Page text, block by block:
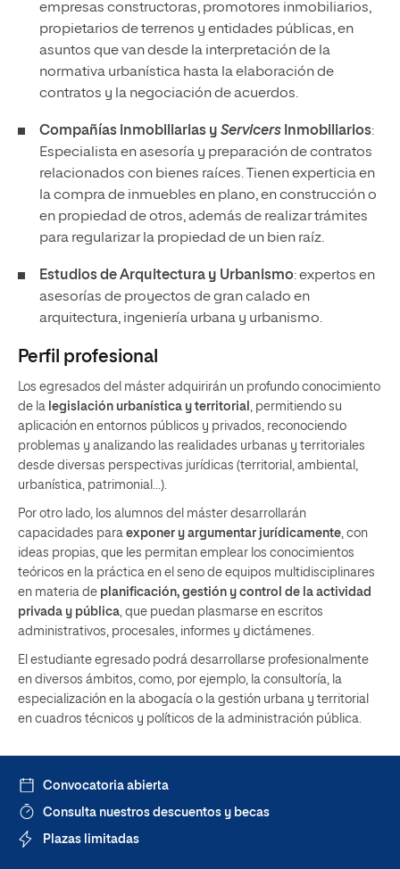
empresas constructoras, promotores inmobiliarios,
propietarios de terrenos y entidades públicas, en
asuntos que van desde la interpretación de la
normativa urbanística hasta la elaboración de
contratos y la negociación de acuerdos.
Compañías inmobiliarias y Servicers Inmobiliarios:
Especialista en asesoría y preparación de contratos
relacionados con bienes raíces. Tienen experticia en
la compra de inmuebles en plano, en construcción o
en propiedad de otros, además de realizar trámites
para regularizar la propiedad de un bien raíz.
Estudios de Arquitectura y Urbanismo: expertos en
asesorías de proyectos de gran calado en
arquitectura, ingeniería urbana y urbanismo.
Perfil profesional
Los egresados del máster adquirirán un profundo conocimiento
de la legislación urbanística y territorial , permitiendo su
aplicación en entornos públicos y privados, reconociendo
problemas y analizando las realidades urbanas y territoriales
desde diversas perspectivas jurídicas (territorial, ambiental,
urbanística, patrimonial…).
Por otro lado, los alumnos del máster desarrollarán
capacidades para exponer y argumentar jurídicamente, con
ideas propias, que les permitan emplear los conocimientos
teóricos en la práctica en el seno de equipos multidisciplinares
en materia de planificación, gestión y control de la actividad
privada y pública, que puedan plasmarse en escritos
administrativos, procesales, informes y dictámenes.
El estudiante egresado podrá desarrollarse profesionalmente
en diversos ámbitos, como, por ejemplo, la consultoría, la
especialización en la abogacía o la gestión urbana y territorial
en cuadros técnicos y políticos de la administración pública.
Convocatoria abierta
Consulta nuestros descuentos y becas
Plazas limitadas